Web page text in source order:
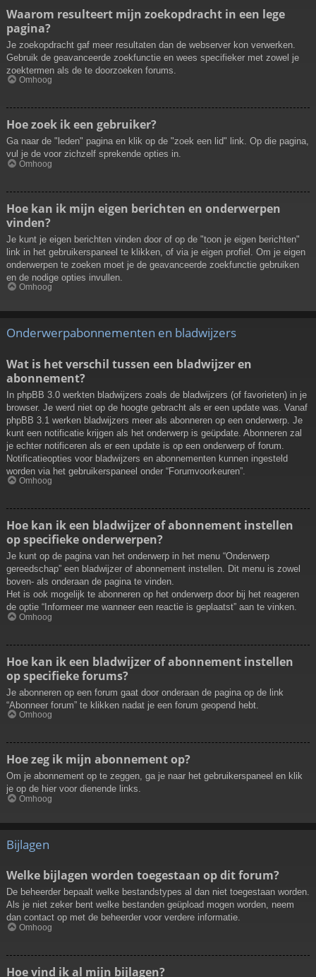
Waarom resulteert mijn zoekopdracht in een lege
pagina?
Je zoekopdracht gaf meer resultaten dan de webserver kon verwerken.
Gebruik de geavanceerde zoekfunctie en wees specifieker met zowel je
zoektermen als de te doorzoeken forums.
Omhoog
Hoe zoek ik een gebruiker?
Ga naar de "leden" pagina en klik op de "zoek een lid" link. Op die pagina,
vul je de voor zichzelf sprekende opties in.
Omhoog
Hoe kan ik mijn eigen berichten en onderwerpen
vinden?
Je kunt je eigen berichten vinden door of op de "toon je eigen berichten"
link in het gebruikerspaneel te klikken, of via je eigen profiel. Om je eigen
onderwerpen te zoeken moet je de geavanceerde zoekfunctie gebruiken
en de nodige opties invullen.
Omhoog
Onderwerpabonnementen en bladwijzers
Wat is het verschil tussen een bladwijzer en
abonnement?
In phpBB 3.0 werkten bladwijzers zoals de bladwijzers (of favorieten) in je
browser. Je werd niet op de hoogte gebracht als er een update was. Vanaf
phpBB 3.1 werken bladwijzers meer als abonneren op een onderwerp. Je
kunt een notificatie krijgen als het onderwerp is geüpdate. Abonneren zal
je echter notificeren als er een update is op een onderwerp of forum.
Notificatieopties voor bladwijzers en abonnementen kunnen ingesteld
worden via het gebruikerspaneel onder “Forumvoorkeuren”.
Omhoog
Hoe kan ik een bladwijzer of abonnement instellen
op specifieke onderwerpen?
Je kunt op de pagina van het onderwerp in het menu “Onderwerp
gereedschap” een bladwijzer of abonnement instellen. Dit menu is zowel
boven- als onderaan de pagina te vinden.
Het is ook mogelijk te abonneren op het onderwerp door bij het reageren
de optie “Informeer me wanneer een reactie is geplaatst” aan te vinken.
Omhoog
Hoe kan ik een bladwijzer of abonnement instellen
op specifieke forums?
Je abonneren op een forum gaat door onderaan de pagina op de link
“Abonneer forum” te klikken nadat je een forum geopend hebt.
Omhoog
Hoe zeg ik mijn abonnement op?
Om je abonnement op te zeggen, ga je naar het gebruikerspaneel en klik
je op de hier voor dienende links.
Omhoog
Bijlagen
Welke bijlagen worden toegestaan op dit forum?
De beheerder bepaalt welke bestandstypes al dan niet toegestaan worden.
Als je niet zeker bent welke bestanden geüpload mogen worden, neem
dan contact op met de beheerder voor verdere informatie.
Omhoog
Hoe vind ik al mijn bijlagen?